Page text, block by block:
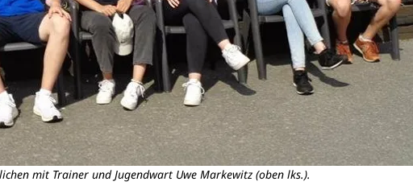
mit Trainer und Jugendwart Uwe Markewitz (oben lks.).